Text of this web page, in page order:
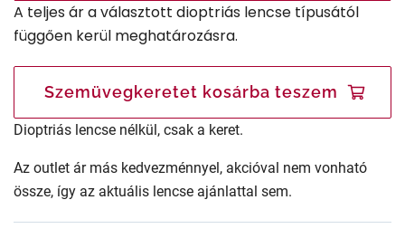
A teljes ár a választott dioptriás lencse típusától
függően kerül meghatározásra.
Szemüvegkeretet kosárba teszem
Dioptriás lencse nélkül, csak a keret.
Az outlet ár más kedvezménnyel, akcióval nem vonható
össze, így az aktuális lencse ajánlattal sem.